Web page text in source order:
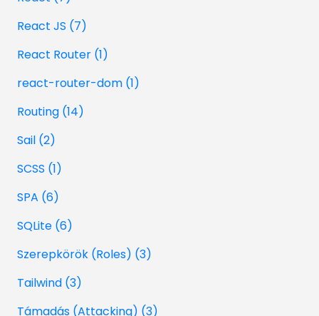
React JS (7)
React Router (1)
react-router-dom (1)
Routing (14)
Sail (2)
SCSS (1)
SPA (6)
SQLite (6)
Szerepkörök (Roles) (3)
Tailwind (3)
Támadás (Attacking) (3)